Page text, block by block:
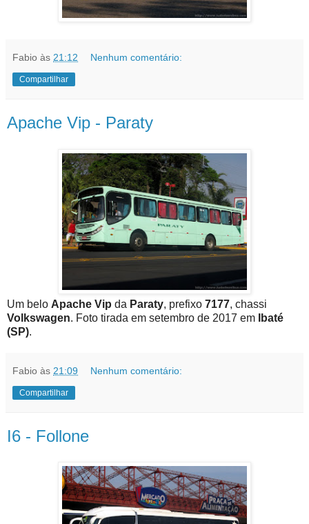
Fabio às 21:12 Nenhum comentário:
Compartilhar
Apache Vip - Paraty
Um belo Apache Vip da Paraty, prefixo 7177, chassi
Volkswagen. Foto tirada em setembro de 2017 em
Ibaté
(SP).
Fabio às 21:09 Nenhum comentário:
Compartilhar
I6 - Follone